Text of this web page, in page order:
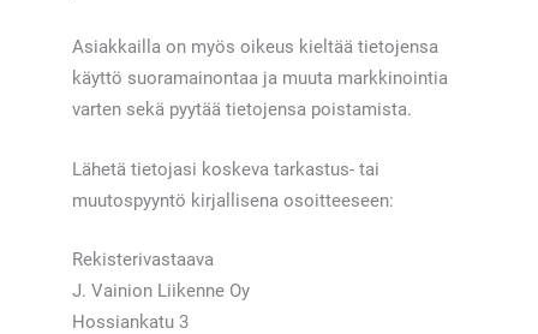
Asiakkailla on myös oikeus kieltää tietojensa
käyttö suoramainontaa ja muuta markkinointia
varten sekä pyytää tietojensa poistamista.
Lähetä tietojasi koskeva tarkastus- tai
muutospyyntö kirjallisena osoitteeseen:
Rekisterivastaava
J. Vainion Liikenne Oy
Hossiankatu 3